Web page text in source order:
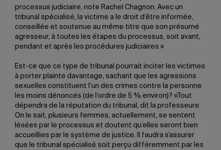
processus judiciaire, note Rachel Chagnon. Avec un
tribunal spécialisé, la victime a le droit d’être informée,
conseillée et soutenue au même titre que son présumé
agresseur, à toutes les étapes du processus, soit avant,
pendant et après les procédures judiciaires.»
Est-ce que ce type de tribunal pourrait inciter les victimes
à porter plainte davantage, sachant que les agressions
sexuelles constituent l’un des crimes contre la personne
les moins dénoncés (de l’ordre de 5 % environ)? «Tout
dépendra de la réputation du tribunal, dit la professeure.
On le sait, plusieurs femmes, actuellement, se sentent
lésées par le processus et doutent qu’elles seront bien
accueillies par le système de justice. Il faudra s’assurer
que le tribunal spécialisé soit perçu différemment par les